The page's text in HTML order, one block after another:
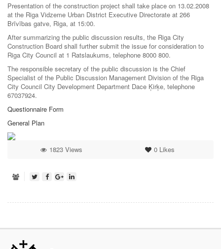
Presentation of the construction project shall take place on 13.02.2008
at the Riga Vidzeme Urban District Executive Directorate at 266
Brīvības gatve, Riga, at 15:00.
After summarizing the public discussion results, the Riga City
Construction Board shall further submit the issue for consideration to
Riga City Council at 1 Ratslaukums, telephone 8000 800.
The responsible secretary of the public discussion is the Chief
Specialist of the Public Discussion Management Division of the Riga
City Council City Development Department Dace Ķirķe, telephone
67037924.
Questionnaire Form
General Plan
0Likes
1823 Views